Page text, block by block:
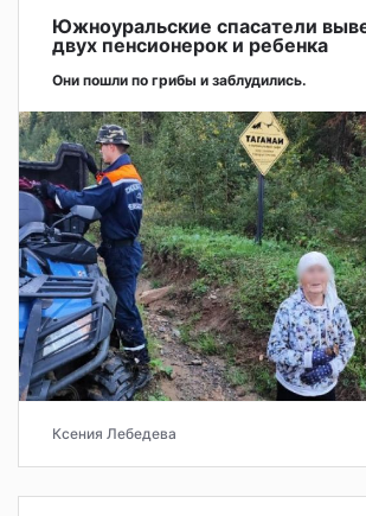
Южноуральские спасатели
двух пенсионерок и ребенка
Они пошли по грибы и заблудились.
Ксения Лебедева